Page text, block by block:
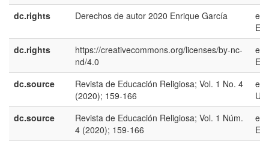
dc.rights
Derechos de autor 2020 Enrique García
es-
ES
dc.rights
https://creativecommons.org/licenses/by-nc-
nd/4.0
es-
ES
dc.source
Revista de Educación Religiosa; Vol. 1 No. 4
(2020); 159-166
en-
US
dc.source
Revista de Educación Religiosa; Vol. 1 Núm.
4 (2020); 159-166
es-
ES